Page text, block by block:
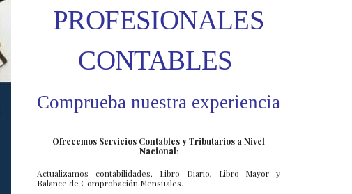
PROFESIONALES
CONTABLES
Comprueba nuestra experiencia
Ofrecemos Servicios Contables y Tributarios a Nivel
Nacional:
Actualizamos contabilidades, Libro Diario, Libro Mayor y
Balance de Comprobación Mensuales.